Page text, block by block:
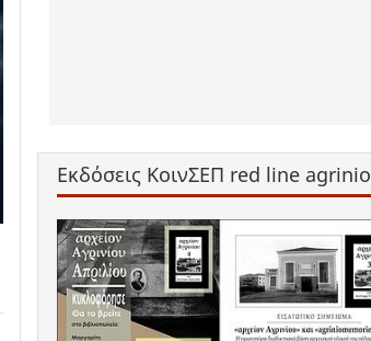
Εκδόσεις ΚοινΣΕΠ red line agrinio